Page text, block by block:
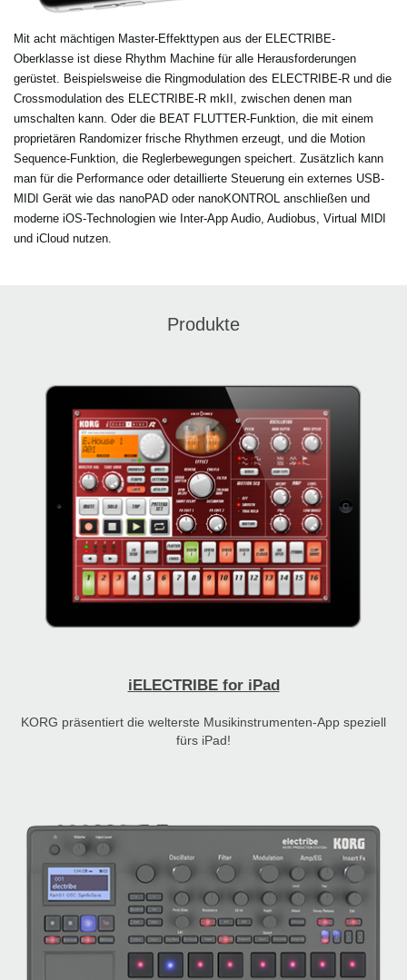
Mit acht mächtigen Master-Effekttypen aus der ELECTRIBE-
Oberklasse ist diese Rhythm Machine für alle Herausforderungen
gerüstet. Beispielsweise die Ringmodulation des ELECTRIBE-R und die
Crossmodulation des ELECTRIBE-R mkII, zwischen denen man
umschalten kann. Oder die BEAT FLUTTER-Funktion, die mit einem
proprietären Randomizer frische Rhythmen erzeugt, und die Motion
Sequence-Funktion, die Reglerbewegungen speichert. Zusätzlich kann
man für die Performance oder detaillierte Steuerung ein externes USB-
MIDI Gerät wie das nanoPAD oder nanoKONTROL anschließen und
moderne iOS-Technologien wie Inter-App Audio, Audiobus, Virtual MIDI
und iCloud nutzen.
Produkte
iELECTRIBE for iPad
KORG präsentiert die welterste Musikinstrumenten-App speziell
fürs iPad!